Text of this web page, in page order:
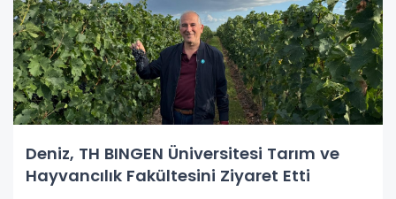
Deniz, TH BINGEN Üniversitesi Tarım ve
Hayvancılık Fakültesini Ziyaret Etti